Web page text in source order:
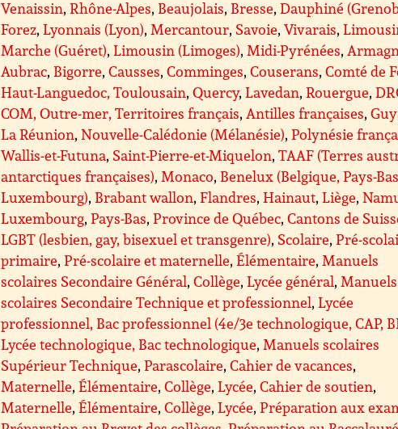
Venaissin,Rhône-Alpes, Beaujolais, Bresse,Dauphiné
Forez,Lyonnais (Lyon), Mercantour, Savoie,Vivarais,
Marche (Guéret),Limousin (Limoges), Midi-Pyrénées,
Aubrac, Bigorre,Causses,Comminges,Couserans,Comté de
Haut-Languedoc, Toulousain,Quercy,Lavedan,Rouergue,
COM, Outre-mer, Territoires français, Antilles françaises,
La Réunion,Nouvelle-Calédonie (Mélanésie),Polynésie
Wallis-et-Futuna, Saint-Pierre-et-Miquelon,TAAF (Terres
antarctiques françaises), Monaco, Benelux (Belgique, Pays-
Luxembourg), Brabant wallon,Flandres,Hainaut,Liège,
Luxembourg,Pays-Bas,Province de Québec,Cantons de
LGBT (lesbien, gay, bisexuel et transgenre), Scolaire,Pré-
primaire,Pré-scolaire et maternelle,Élémentaire, Manuels
scolaires Secondaire Général,Collège,Lycée général, Manuels
scolaires Secondaire Technique et professionnel,Lycée
professionnel, Bac professionnel (4e/3e technologique, CAP,
Lycée technologique, Bac technologique, Manuels scolaires
Supérieur Technique,Parascolaire,Cahier de vacances,
Maternelle,Élémentaire,Collège,Lycée,Cahier de soutien,
Maternelle,Élémentaire,Collège,Lycée,Préparation aux